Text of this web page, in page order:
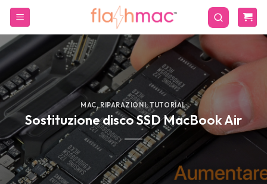
Salta
contenuti
MAC, RIPARAZIONI,TUTORIAL
Sostituzione disco SSD MacBook Air